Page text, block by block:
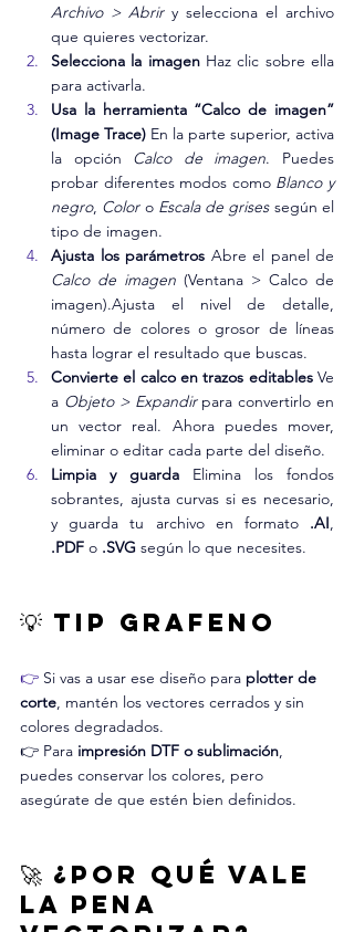
Archivo > Abrir y selecciona el archivo
que quieres vectorizar.
Selecciona la imagen Haz clic sobre ella
para activarla.
Usa la herramienta “Calco de imagen”
(Image Trace) En la parte superior, activa
la opción Calco de imagen. Puedes
probar diferentes modos como Blanco y
negro, Color o Escala de grises según el
tipo de imagen.
Ajusta los parámetros
Calco de imagen (Ventana > Calco de
imagen).Ajusta el nivel de detalle,
número de colores o grosor de líneas
hasta lograr el resultado que buscas.
Convierte el calco en trazos editables Ve
a Objeto > Expandir para convertirlo en
un vector real. Ahora puedes mover,
eliminar o editar cada parte del diseño.
Limpia y guarda Elimina los fondos
sobrantes, ajusta curvas si es necesario,
y guarda tu archivo en formato .AI
.PDF o .SVG según lo que necesites.
💡 Tip Grafeno
👉 Si vas a usar ese diseño para plotter de
corte, mantén los vectores cerrados y sin
colores degradados.
👉 Para impresión DTF o sublimación,
puedes conservar los colores, pero
asegúrate de que estén bien definidos.
🚀 ¿Por qué vale
la pena